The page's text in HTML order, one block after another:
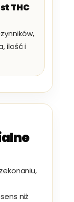
THC
ilość i
niż